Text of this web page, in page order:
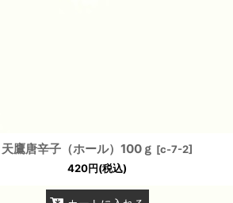
天鷹唐辛子（ホール）100ｇ [c-7-2]
420円(税込)